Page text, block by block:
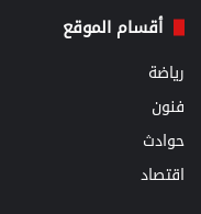
أقسام الموقع
رياضة
فنون
حوادث
اقتصاد